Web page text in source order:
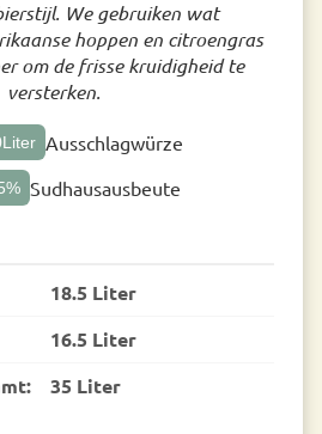
We gebruiken wat
hoppen en citroengras
om de frisse kruidigheid te
versterken.
Liter Ausschlagwürze
% Sudhausausbeute
18.5 Liter
16.5 Liter
35 Liter